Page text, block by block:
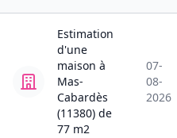
Estimation
d'une
maison à
Mas-
Cabardès
(11380) de
77 m2
07-
08-
2026